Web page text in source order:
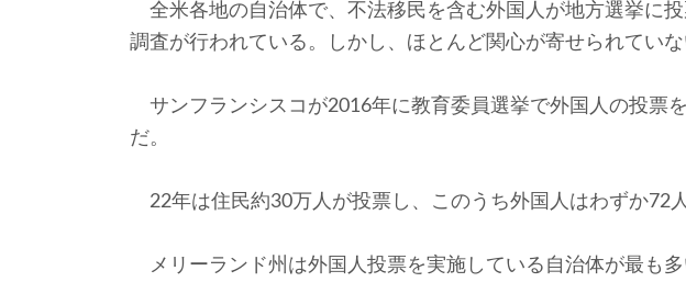
全米各地の自治体で、不法移民を含む外国人が地方選挙に
調査が行われている。しかし、ほとんど関心が寄せられていな
サンフランシスコが2016年に教育委員選挙で外国人の投票
だ。
22年は住民約30万人が投票し、このうち外国人はわずか72人
メリーランド州は外国人投票を実施している自治体が最も